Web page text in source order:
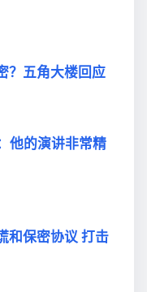
？五角大楼回应
他的演讲非常精
和保密协议 打击